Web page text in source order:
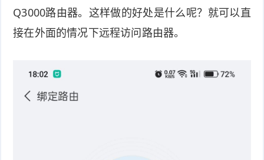
Q3000路由器。这样做的好处是什么呢？就可以直
接在外面的情况下远程访问路由器。